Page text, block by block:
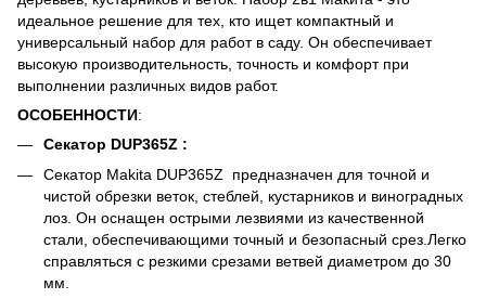
идеальное решение для тех, кто ищет компактный и
универсальный набор для работ в саду. Он обеспечивает
высокую производительность, точность и комфорт при
выполнении различных видов работ.
ОСОБЕННОСТИ:
Секатор DUP365Z :
Секатор Makita DUP365Z предназначен для точной и
чистой обрезки веток, стеблей, кустарников и виноградных
лоз. Он оснащен острыми лезвиями из качественной
стали, обеспечивающими точный и безопасный срез.Легко
справляться с резкими срезами ветвей диаметром до 30
мм.